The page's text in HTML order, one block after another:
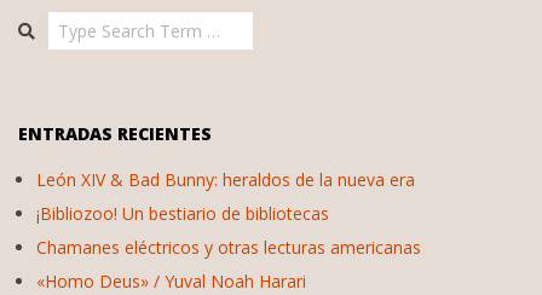
Search
ENTRADAS RECIENTES
León XIV & Bad Bunny: heraldos de la nueva era
¡Bibliozoo! Un bestiario de bibliotecas
Chamanes eléctricos y otras lecturas americanas
«Homo Deus» / Yuval Noah Harari